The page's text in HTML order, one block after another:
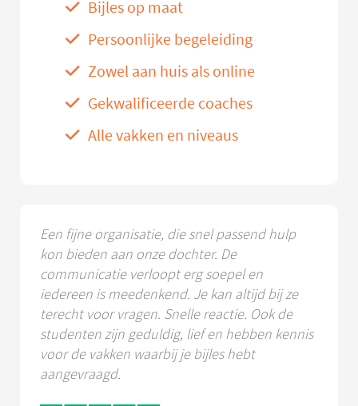
Bijles op maat
Persoonlijke begeleiding
Zowel aan huis als online
Gekwalificeerde coaches
Alle vakken en niveaus
Een fijne organisatie, die snel passend hulp
kon bieden aan onze dochter. De
communicatie verloopt erg soepel en
iedereen is meedenkend. Je kan altijd bij ze
terecht voor vragen. Snelle reactie. Ook de
studenten zijn geduldig, lief en hebben kennis
voor de vakken waarbij je bijles hebt
aangevraagd.